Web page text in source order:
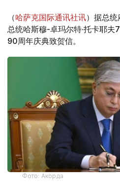
（哈萨克国际通讯社讯）据总
总统哈斯穆-卓玛尔特·托卡耶夫
90周年庆典致贺信。
Фото: Акорда